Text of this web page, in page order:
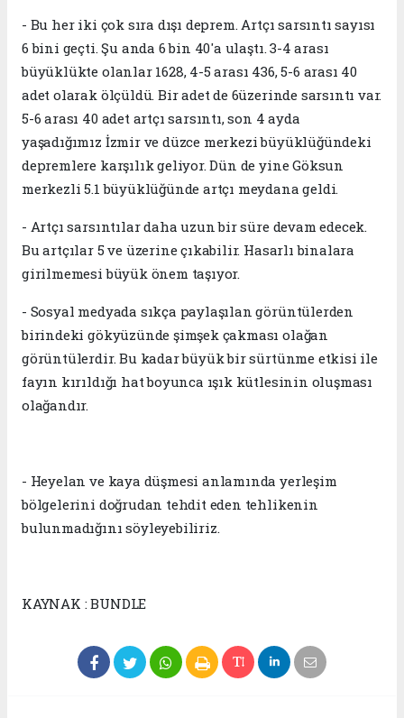
- Bu her iki çok sıra dışı deprem. Artçı sarsıntı sayısı
6 bini geçti. Şu anda 6 bin 40'a ulaştı. 3-4 arası
büyüklükte olanlar 1628, 4-5 arası 436, 5-6 arası 40
adet olarak ölçüldü. Bir adet de 6üzerinde sarsıntı var.
5-6 arası 40 adet artçı sarsıntı, son 4 ayda
yaşadığımız İzmir ve düzce merkezi büyüklüğündeki
depremlere karşılık geliyor. Dün de yine Göksun
merkezli 5.1 büyüklüğünde artçı meydana geldi.
- Artçı sarsıntılar daha uzun bir süre devam edecek.
Bu artçılar 5 ve üzerine çıkabilir. Hasarlı binalara
girilmemesi büyük önem taşıyor.
- Sosyal medyada sıkça paylaşılan görüntülerden
birindeki gökyüzünde şimşek çakması olağan
görüntülerdir. Bu kadar büyük bir sürtünme etkisi ile
fayın kırıldığı hat boyunca ışık kütlesinin oluşması
olağandır.
- Heyelan ve kaya düşmesi anlamında yerleşim
bölgelerini doğrudan tehdit eden tehlikenin
bulunmadığını söyleyebiliriz.
KAYNAK : BUNDLE